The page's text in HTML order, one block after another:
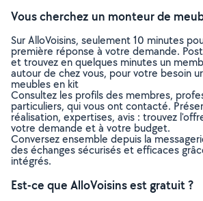
Vous cherchez un monteur de
Sur AlloVoisins, seulement 10 minutes
première réponse à votre demande.
et trouvez en quelques minutes un
autour de chez vous, pour votre besoin
meubles en kit
Consultez les profils des membres,
particuliers, qui vous ont contacté.
réalisation, expertises, avis : trouvez
votre demande et à votre budget.
Conversez ensemble depuis la
des échanges sécurisés et efficaces
intégrés.
Est-ce que AlloVoisins est gratuit ?